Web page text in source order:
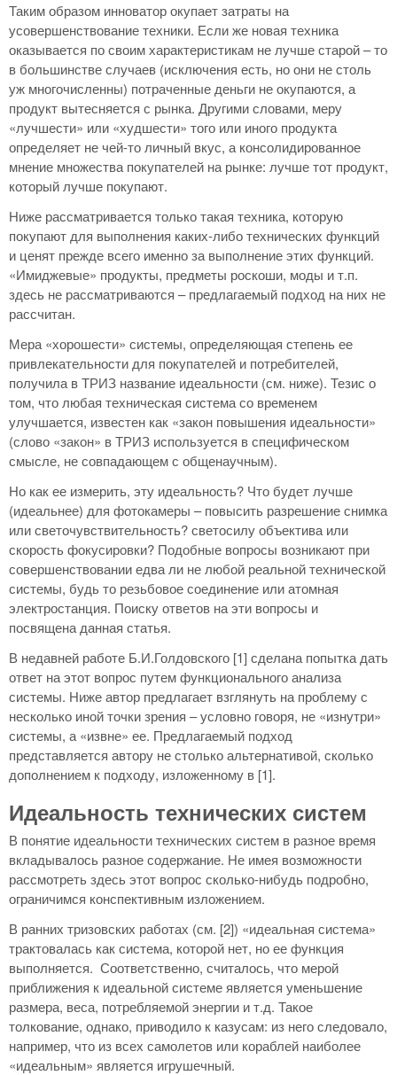
Таким образом инноватор окупает затраты на
усовершенствование техники. Если же новая техника
оказывается по своим характеристикам не лучше старой – то
в большинстве случаев (исключения есть, но они не столь
уж многочисленны) потраченные деньги не окупаются, а
продукт вытесняется с рынка. Другими словами, меру
«лучшести» или «худшести» того или иного продукта
определяет не чей-то личный вкус, а консолидированное
мнение множества покупателей на рынке: лучше тот продукт,
который лучше покупают.
Ниже рассматривается только такая техника, которую
покупают для выполнения каких-либо технических функций
и ценят прежде всего именно за выполнение этих функций.
«Имиджевые» продукты, предметы роскоши, моды и т.п.
здесь не рассматриваются – предлагаемый подход на них не
рассчитан.
Мера «хорошести» системы, определяющая степень ее
привлекательности для покупателей и потребителей,
получила в ТРИЗ название идеальности (см. ниже). Тезис о
том, что любая техническая система со временем
улучшается, известен как «закон повышения идеальности»
(слово «закон» в ТРИЗ используется в специфическом
смысле, не совпадающем с общенаучным).
Но как ее измерить, эту идеальность? Что будет лучше
(идеальнее) для фотокамеры – повысить разрешение снимка
или светочувствительность? светосилу объектива или
скорость фокусировки? Подобные вопросы возникают при
совершенствовании едва ли не любой реальной технической
системы, будь то резьбовое соединение или атомная
электростанция. Поиску ответов на эти вопросы и
посвящена данная статья.
В недавней работе Б.И.Голдовского [1] сделана попытка дать
ответ на этот вопрос путем функционального анализа
системы. Ниже автор предлагает взглянуть на проблему с
несколько иной точки зрения – условно говоря, не «изнутри»
системы, а «извне» ее. Предлагаемый подход
представляется автору не столько альтернативой, сколько
дополнением к подходу, изложенному в [1].
Идеальность технических систем
В понятие идеальности технических систем в разное время
вкладывалось разное содержание. Не имея возможности
рассмотреть здесь этот вопрос сколько-нибудь подробно,
ограничимся конспективным изложением.
В ранних тризовских работах (см. [2]) «идеальная система»
трактовалась как система, которой нет, но ее функция
выполняется. Соответственно, считалось, что мерой
приближения к идеальной системе является уменьшение
размера, веса, потребляемой энергии и т.д. Такое
толкование, однако, приводило к казусам: из него следовало,
например, что из всех самолетов или кораблей наиболее
«идеальным» является игрушечный.